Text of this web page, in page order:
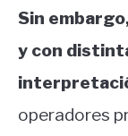
Sin
y con
operadores